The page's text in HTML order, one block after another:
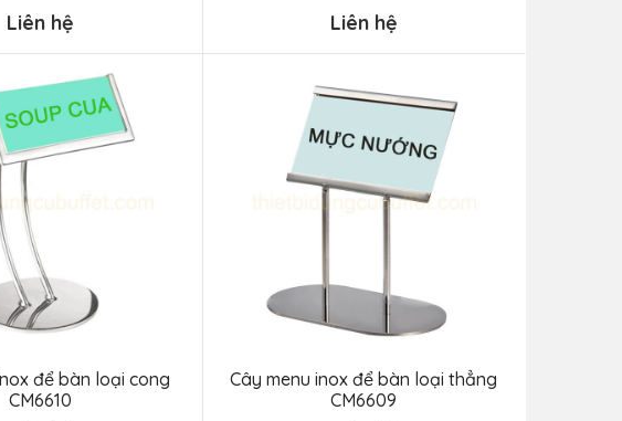
Liên hệ Liên hệ
để bàn loại cong
CM6610
Cây menu inox để bàn loại thẳng
CM6609